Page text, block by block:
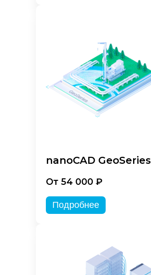
nanoCAD GeoSeries
От 54 000 ₽
Подробнее